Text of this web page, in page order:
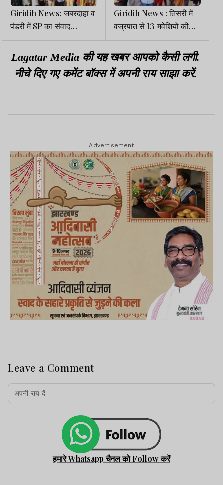
Giridih News: जबरदाहा व
पंडरी में SP का संवाद
कार्यक्रम, लोगों की सुनी
समस्याएं
Giridih News : तिसरी में
वज्रपात से 13 मवेशियों की
मौत
Lagatar Media की यह खबर आपको कैसी लगी.
नीचे दिए गए कमेंट बॉक्स में अपनी राय साझा करें.
Advertisement
Leave a Comment
हमारे Whatsapp चैनल को Follow करें